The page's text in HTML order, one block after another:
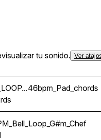
tu sonido. Ver